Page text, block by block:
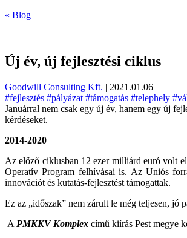
« Blog
Új év, új fejlesztési ciklus
Goodwill Consulting Kft. | 2021.01.06
#fejlesztés #pályázat #támogatás #telephely
Januárral nem csak egy új év, hanem egy új
kérdéseket.
2014-2020
Az előző ciklusban 12 ezer milliárd euró volt
Operatív Program felhívásai is. Az Uniós
innovációt és kutatás-fejlesztést támogattak.
Ez az „időszak” nem zárult le még teljesen, jó
A PMKKV Komplex című kiírás Pest megye